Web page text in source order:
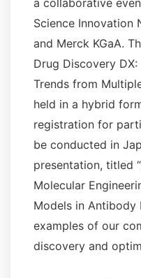
a collaborative
Science Innovation
and Merck KGaA.
Drug Discovery
Trends from
held in a hybrid
registration for
be conducted in
presentation, titled
Molecular
Models in Antibody
examples of our
discovery and